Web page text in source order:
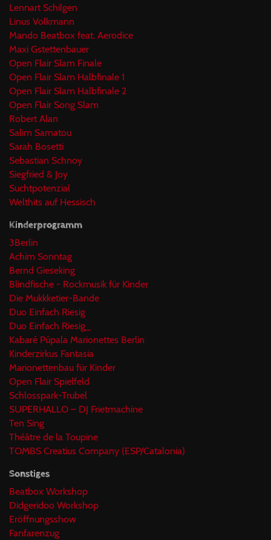
Lennart Schilgen
Linus Volkmann
Mando Beatbox feat. Aerodice
Maxi Gstettenbauer
Open Flair Slam Finale
Open Flair Slam Halbfinale 1
Open Flair Slam Halbfinale 2
Open Flair Song Slam
Robert Alan
Salim Samatou
Sarah Bosetti
Sebastian Schnoy
Siegfried & Joy
Suchtpotenzial
Welthits auf Hessisch
Kinderprogramm
3Berlin
Achim Sonntag
Bernd Gieseking
Blindfische - Rockmusik für Kinder
Die Mukkketier-Bande
Duo Einfach Riesig
Duo Einfach Riesig_
Kabaré Púpala Marionettes Berlin
Kinderzirkus Fantasia
Marionettenbau für Kinder
Open Flair Spielfeld
Schlosspark-Trubel
SUPERHALLO – DJ Frietmachine
Ten Sing
Théâtre de la Toupine
TOMBS Creatius Company (ESP/Catalonia)
Sonstiges
Beatbox Workshop
Didgeridoo Workshop
Eröffnungsshow
Fanfarenzug